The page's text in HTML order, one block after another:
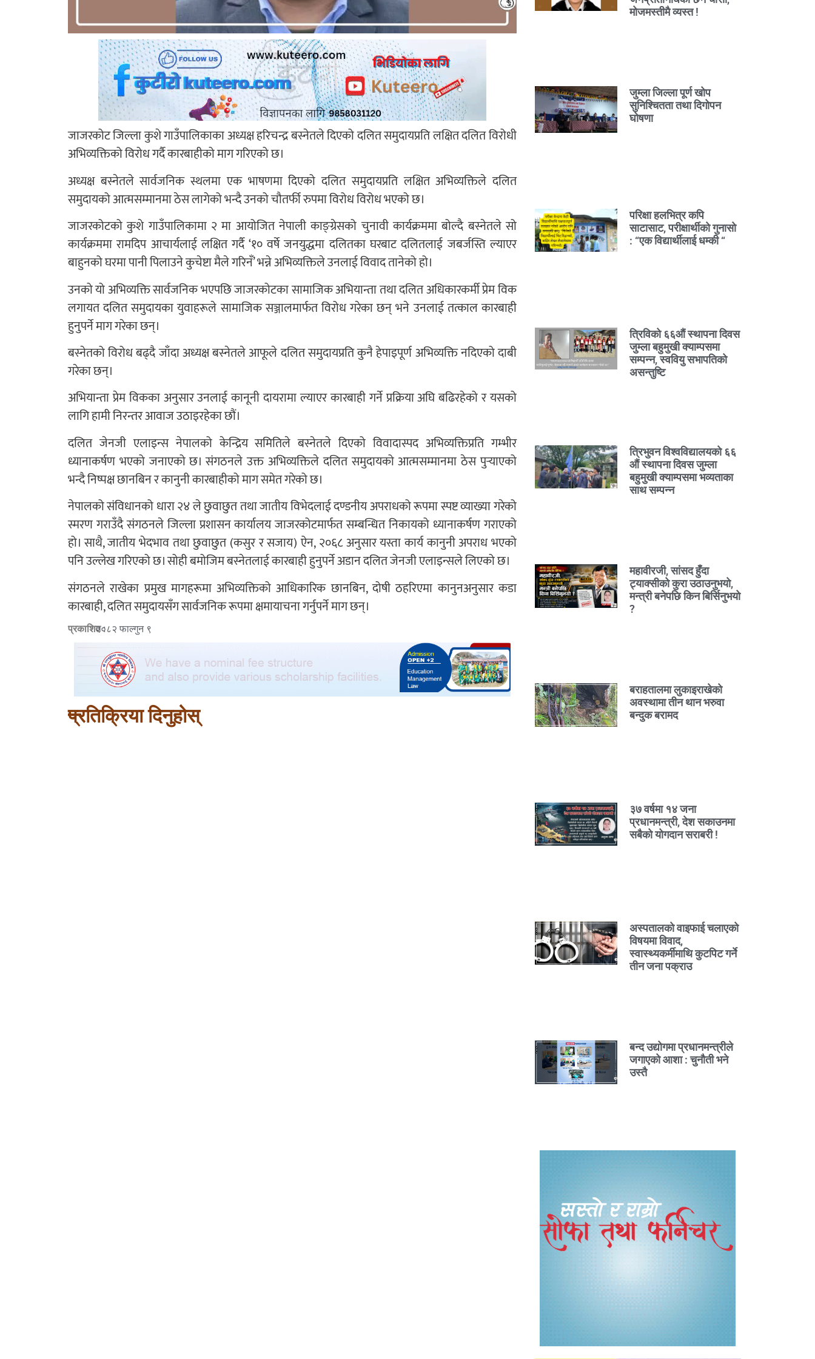
जाजरकोट जिल्ला कुशे गाउँपालिकाका अध्यक्ष हरिचन्द्र बस्नेतले दिएको दलित समुदायप्रति लक्षित दलित विरोधी
अभिव्यक्तिको विरोध गर्दै कारबाहीको माग गरिएको छ।
अध्यक्ष बस्नेतले सार्वजनिक स्थलमा एक भाषणमा दिएको दलित समुदायप्रति लक्षित अभिव्यक्तिले दलित
समुदायको आत्मसम्मानमा ठेस लागेको भन्दै उनको चौतर्फी रुपमा विरोध विरोध भएको छ।
जाजरकोटको कुशे गाउँपालिकामा २ मा आयोजित नेपाली काङ्ग्रेसको चुनावी कार्यक्रममा बोल्दै बस्नेतले सो
कार्यक्रममा रामदिप आचार्यलाई लक्षित गर्दै ‘१० वर्षे जनयुद्धमा दलितका घरबाट दलितलाई जबर्जस्ति ल्याएर
बाहुनको घरमा पानी पिलाउने कुचेष्टा मैले गरिनँ’ भन्ने अभिव्यक्तिले उनलाई विवाद तानेको हो।
उनको यो अभिव्यक्ति सार्वजनिक भएपछि जाजरकोटका सामाजिक अभियान्ता तथा दलित अधिकारकर्मी प्रेम विक
लगायत दलित समुदायका युवाहरूले सामाजिक सञ्जालमार्फत विरोध गरेका छन् भने उनलाई तत्काल कारबाही
हुनुपर्ने माग गरेका छन्।
बस्नेतको विरोध बढ्दै जाँदा अध्यक्ष बस्नेतले आफूले दलित समुदायप्रति कुनै हेपाइपूर्ण अभिव्यक्ति नदिएको दाबी
गरेका छन्।
अभियान्ता प्रेम विकका अनुसार उनलाई कानूनी दायरामा ल्याएर कारबाही गर्ने प्रक्रिया अघि बढिरहेको र यसको
लागि हामी निरन्तर आवाज उठाइरहेका छौं।
दलित जेनजी एलाइन्स नेपालको केन्द्रिय समितिले बस्नेतले दिएको विवादास्पद अभिव्यक्तिप्रति गम्भीर
ध्यानाकर्षण भएको जनाएको छ। संगठनले उक्त अभिव्यक्तिले दलित समुदायको आत्मसम्मानमा ठेस पुर्‍याएको
भन्दै निष्पक्ष छानबिन र कानुनी कारबाहीको माग समेत गरेको छ।
नेपालको संविधानको धारा २४ ले छुवाछुत तथा जातीय विभेदलाई दण्डनीय अपराधको रूपमा स्पष्ट व्याख्या गरेको
स्मरण गराउँदै संगठनले जिल्ला प्रशासन कार्यालय जाजरकोटमार्फत सम्बन्धित निकायको ध्यानाकर्षण गराएको
हो। साथै, जातीय भेदभाव तथा छुवाछुत (कसुर र सजाय) ऐन, २०६८ अनुसार यस्ता कार्य कानुनी अपराध भएको
पनि उल्लेख गरिएको छ। सोही बमोजिम बस्नेतलाई कारबाही हुनुपर्ने अडान दलित जेनजी एलाइन्सले लिएको छ।
संगठनले राखेका प्रमुख मागहरूमा अभिव्यक्तिको आधिकारिक छानबिन, दोषी ठहरिएमा कानुनअनुसार कडा
कारबाही, दलित समुदायसँग सार्वजनिक रूपमा क्षमायाचना गर्नुपर्ने माग छन्।
प्रकाशित :२०८२ फाल्गुन ९
प्रतिक्रिया दिनुहोस्
मोजमस्तीमै व्यस्त !
जुम्ला जिल्ला पूर्ण खोप
सुनिश्चितता तथा दिगोपन
घोषणा
परिक्षा हलभित्र कपि
साटासाट, परीक्षार्थीको गुनासो
: “एक विद्यार्थीलाई धम्की “
त्रिविको ६६औं स्थापना दिवस
जुम्ला बहुमुखी क्याम्पसमा
सम्पन्न, स्ववियु सभापतिको
असन्तुष्टि
त्रिभुवन विश्वविद्यालयको ६६
औं स्थापना दिवस जुम्ला
बहुमुखी क्याम्पसमा भव्यताका
साथ सम्पन्न
महावीरजी, सांसद हुँदा
ट्याक्सीको कुरा उठाउनुभयो,
मन्त्री बनेपछि किन बिर्सिनुभयो
?
बराहतालमा लुकाइराखेको
अवस्थामा तीन थान भरुवा
बन्दुक बरामद
३७ वर्षमा १४ जना
प्रधानमन्त्री, देश सकाउनमा
सबैको योगदान सराबरी !
अस्पतालको वाइफाई चलाएको
विषयमा विवाद,
स्वास्थ्यकर्मीमाथि कुटपिट गर्ने
तीन जना पक्राउ
बन्द उद्योगमा प्रधानमन्त्रीले
जगाएको आशा : चुनौती भने
उस्तै